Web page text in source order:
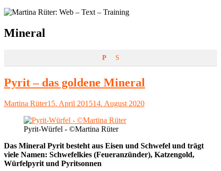
Schlagwort:
Mineral
P S
Pyrit – das goldene Mineral
Autor
Martina RüterVeröffentlicht
15. April 201514. August 2020
Pyrit-Würfel - ©Martina Rüter
Das Mineral Pyrit besteht aus Eisen und Schwefel und trägt
viele Namen: Schwefelkies (Feueranzünder), Katzengold,
Würfelpyrit und Pyritsonnen